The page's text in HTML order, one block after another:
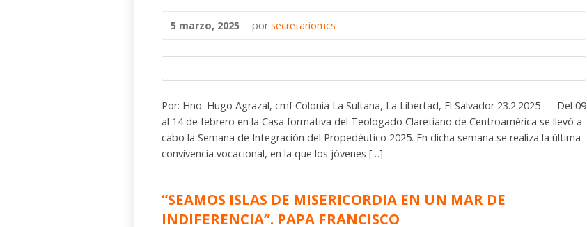
5 marzo, 2025 porsecretariomcs
Por: Hno. Hugo Agrazal, cmf Colonia La Sultana, La Libertad, El Salvador 23.2.2025 Del 09
al 14 de febrero en la Casa formativa del Teologado Claretiano de Centroamérica se llevó a
cabo la Semana de Integración del Propedéutico 2025. En dicha semana se realiza la última
convivencia vocacional, en la que los jóvenes […]
“SEAMOS ISLAS DE MISERICORDIA EN UN MAR DE
INDIFERENCIA”. PAPA FRANCISCO